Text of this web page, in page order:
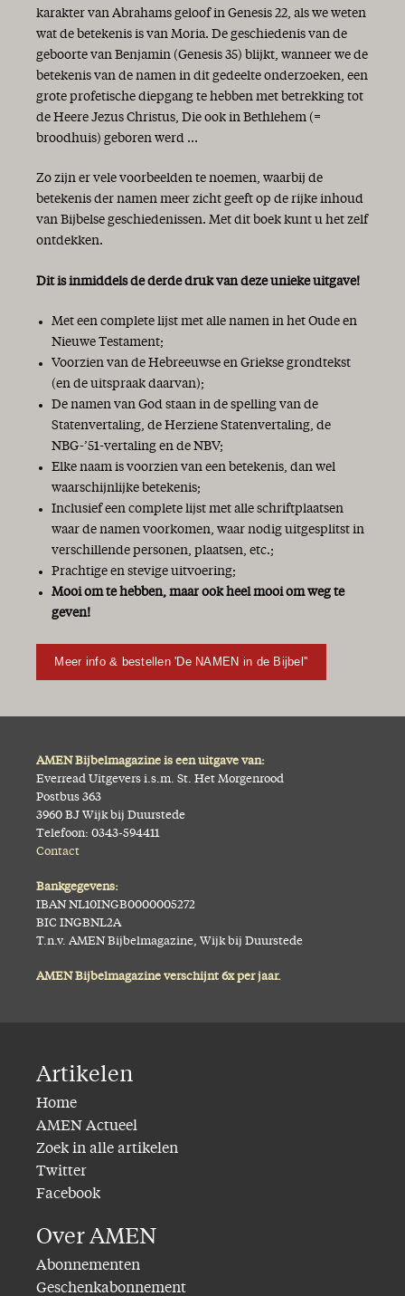
karakter van Abrahams geloof in Genesis 22, als we weten
wat de betekenis is van Moria. De geschiedenis van de
geboorte van Benjamin (Genesis 35) blijkt, wanneer we de
betekenis van de namen in dit gedeelte onderzoeken, een
grote profetische diepgang te hebben met betrekking tot
de Heere Jezus Christus, Die ook in Bethlehem (=
broodhuis) geboren werd ...
Zo zijn er vele voorbeelden te noemen, waarbij de
betekenis der namen meer zicht geeft op de rijke inhoud
van Bijbelse geschiedenissen. Met dit boek kunt u het zelf
ontdekken.
Dit is inmiddels de derde druk van deze unieke uitgave!
Met een complete lijst met alle namen in het Oude en
Nieuwe Testament;
Voorzien van de Hebreeuwse en Griekse grondtekst
(en de uitspraak daarvan);
De namen van God staan in de spelling van de
Statenvertaling, de Herziene Statenvertaling, de
NBG-’51-vertaling en de NBV;
Elke naam is voorzien van een betekenis, dan wel
waarschijnlijke betekenis;
Inclusief een complete lijst met alle schriftplaatsen
waar de namen voorkomen, waar nodig uitgesplitst in
verschillende personen, plaatsen, etc.;
Prachtige en stevige uitvoering;
Mooi om te hebben, maar ook heel mooi om weg te
geven!
Meer info & bestellen 'De NAMEN in de Bijbel''
AMEN Bijbelmagazine is een uitgave van:
Everread Uitgevers i.s.m. St. Het Morgenrood
Postbus 363
3960 BJ Wijk bij Duurstede
Telefoon: 0343-594411
Contact
Bankgegevens:
IBAN NL10INGB0000005272
BIC INGBNL2A
T.n.v. AMEN Bijbelmagazine, Wijk bij Duurstede
AMEN Bijbelmagazine verschijnt 6x per jaar.
Artikelen
Home
AMEN Actueel
Zoek in alle artikelen
Twitter
Facebook
Over AMEN
Abonnementen
Geschenkabonnement